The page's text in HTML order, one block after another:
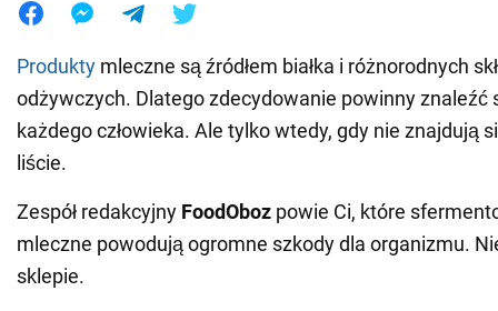
Produkty mleczne są źródłem białka i różnorodnych
odżywczych. Dlatego zdecydowanie powinny znaleźć
każdego człowieka. Ale tylko wtedy, gdy nie znajdują
liście.
Zespół redakcyjny FoodOboz powie Ci, które
mleczne powodują ogromne szkody dla organizmu.
sklepie.